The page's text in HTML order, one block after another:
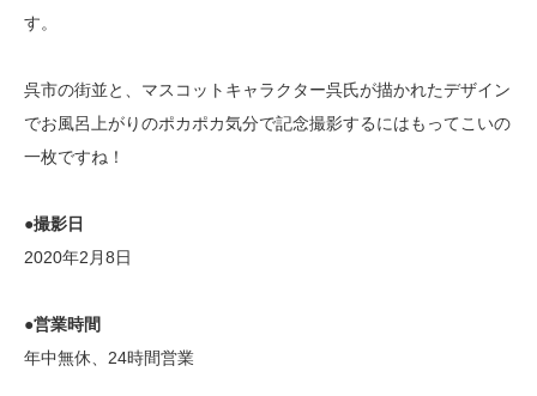
す。
呉市の街並と、マスコットキャラクター呉氏が描かれたデザイン
でお風呂上がりのポカポカ気分で記念撮影するにはもってこいの
一枚ですね！
●撮影日
2020年2月8日
●営業時間
年中無休、24時間営業